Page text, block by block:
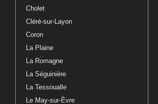
Cholet
Cléré-sur-Layon
Coron
La Plaine
La Romagne
La Séguinière
La Tessoualle
Le May-sur-Èvre